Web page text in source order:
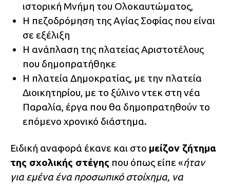
ιστορική Μνήμη του Ολοκαυτώματος,
Η πεζοδρόμηση της Αγίας Σοφίας που είναι
σε εξέλιξη
Η ανάπλαση της πλατείας Αριστοτέλους
που δημοπρατήθηκε
Η πλατεία Δημοκρατίας, με την πλατεία
Διοικητηρίου, με το ξύλινο ντεκ στη νέα
Παραλία, έργα που θα δημοπρατηθούν το
επόμενο χρονικό διάστημα.
Ειδική αναφορά έκανε και στο μείζον ζήτημα
της σχολικής στέγης που όπως είπε «ήταν
για εμένα ένα προσωπικό στοίχημα, να